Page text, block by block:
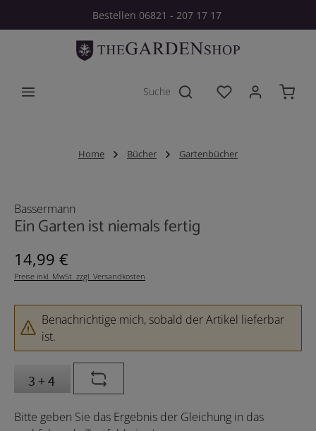
Zum Hauptinhalt springenBestellen 06821 - 207 17 17
Du hast 0
Home Bücher Gartenbücher
Bassermann
Ein Garten ist niemals fertig
Regulärer Preis:
14,99 €
Preise inkl. MwSt. zzgl. Versandkosten
Benachrichtige mich, sobald der Artikel lieferbar
ist.
Bitte geben Sie das Ergebnis der Gleichung in das